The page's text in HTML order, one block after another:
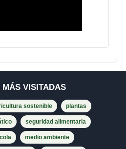
MÁS VISITADAS
sostenible plantas
seguridad alimentaria
medio ambiente